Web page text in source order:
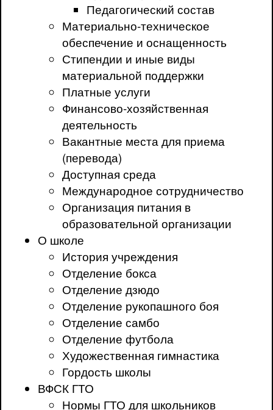
Педагогический состав
Материально-техническое
обеспечение и оснащенность
Стипендии и иные виды
материальной поддержки
Платные услуги
Финансово-хозяйственная
деятельность
Вакантные места для приема
(перевода)
Доступная среда
Международное сотрудничество
Организация питания в
образовательной организации
О школе
История учреждения
Отделение бокса
Отделение дзюдо
Отделение рукопашного боя
Отделение самбо
Отделение футбола
Художественная гимнастика
Гордость школы
ВФСК ГТО
Нормы ГТО для школьников